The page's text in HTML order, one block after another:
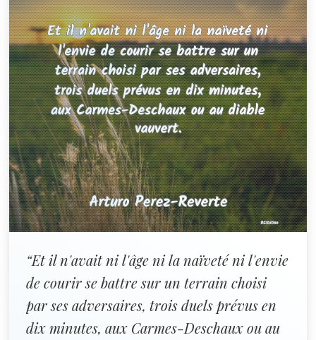
“Et il n'avait ni l'âge ni la naïveté ni l'envie
de courir se battre sur un terrain choisi
par ses adversaires, trois duels prévus en
dix minutes, aux Carmes-Deschaux ou au